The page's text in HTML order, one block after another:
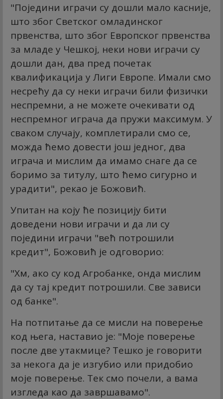
"Поједини играчи су дошли мало касније,
што због Светског омладинског
првенства, што због Европског првенства
за младе у Чешкој, неки нови играчи су
дошли дан, два пред почетак
квалификација у Лиги Европе. Имали смо
несрећу да су неки играчи били физички
неспремни, а не можете очекивати од
неспремног играча да пружи максимум. У
сваком случају, комплетирали смо се,
можда ћемо довести још једног, два
играча и мислим да имамо снаге да се
боримо за титулу, што ћемо сигурно и
урадити", рекао је Божовић.
Упитан на коју ће позицију бити
доведени нови играчи и да ли су
поједини играчи "већ потрошили
кредит", Божовић је одговорио:
"Хм, ако су код Агробанке, онда мислим
да су тај кредит потрошили. Све зависи
од банке".
На потпитање да се мисли на поверење
код њега, наставио је: "Моје поверење
после две утакмице? Тешко је говорити
за некога да је изгубио или придобио
моје поверење. Тек смо почели, а вама
изгледа као да завршавамо".